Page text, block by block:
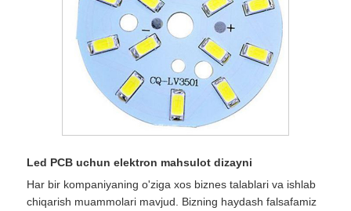
Led PCB uchun elektron mahsulot dizayni
Har bir kompaniyaning o'ziga xos biznes talablari va ishlab
chiqarish muammolari mavjud. Bizning haydash falsafamiz